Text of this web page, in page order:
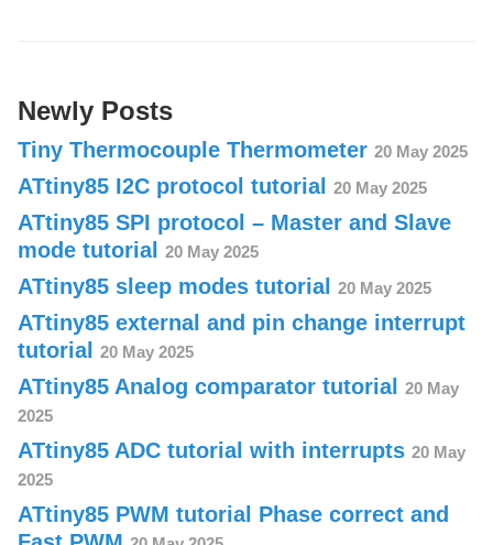
Newly Posts
Tiny Thermocouple Thermometer 20 May 2025
ATtiny85 I2C protocol tutorial 20 May 2025
ATtiny85 SPI protocol – Master and Slave
mode tutorial
20 May 2025
ATtiny85 sleep modes tutorial 20 May 2025
ATtiny85 external and pin change interrupt
tutorial
20 May 2025
ATtiny85 Analog comparator tutorial
20 May
2025
ATtiny85 ADC tutorial with interrupts 20 May
2025
ATtiny85 PWM tutorial Phase correct and